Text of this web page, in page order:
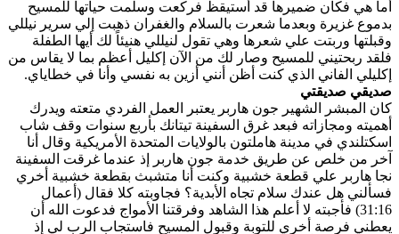
أما هي فكان ضميرها قد أستيقظ فركعت وسلمت حياتها للمسيح
بدموع غزيرة وبعدما شعرت بالسلام والغفران ذهبت إلي سرير نيللي
وقبلتها وربتت علي شعرها وهي تقول لنيللي هنيئاً لك أيها الطفلة
فلقد ربحتيني للمسيح وصار لك من الآن إكليل أعظم بما لا يقاس من
إكليلي الفاني الذي كنت أظن أنني أزين به نفسي وأنا في خطاياي.
صديقي صديقتي
كان المبشر الشهير جون هاربر يعتبر العمل الفردي متعته ويدرك
أهميته ومجازاته فبعد غرق السفينة تيتانك بأربع سنوات وقف شاب
اسكتلندي في مدينة هاملتون بالولايات المتحدة الأمريكية وقال أنا
آخر من خلص عن طريق خدمة جون هاربر إذ عندما غرقت السفينة
نجا هاربر علي قطعة خشبية وكنت أنا متشبث بقطعة خشبية أخري
فسألني هل عندك سلام تجاه الأبدية؟ فجاوبته كلا فقال (أعمال
31:16) فأجبته لا أعلم هذا الشاهد وفرقتنا الأمواج فدعوت الله أن
يعطني فرصة أخري للتوبة وقبول المسيح فاستجاب الرب لي إذ